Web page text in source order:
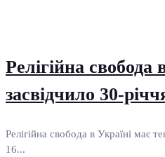
Релігійна свобода
засвідчило 30-
Релігійна свобода в Україні має
16...